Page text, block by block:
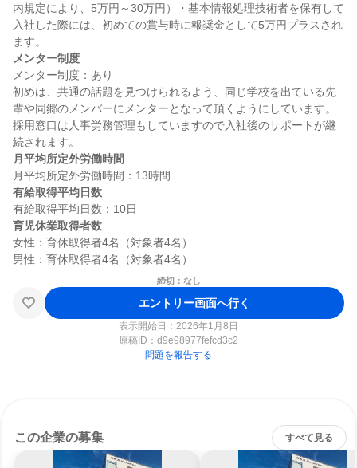
内規定により、5万円～30万円）・基本情報処理技術者を保有して
入社した際には、初めての賞与時に報奨金として5万円プラスされ
メンター制度
メンター制度：あり
初めは、共通の話題を見つけられるよう、同じ学校を出ている先
輩や同郷のメンバーにメンターとなって頂くようにしています。
採用窓口は人事労務管理もしていますので入社後のサポートが継
月平均所定外労働時間
有給取得平均日数
育児休業取得者数
女性：育休取得者4名（対象者4名）
締切：なし
エントリー画面へ行く
表示開始日：2026年1月8日
原稿ID： d9e98977fefcd3c2
問題を報告する
この企業の募集 すべて見る